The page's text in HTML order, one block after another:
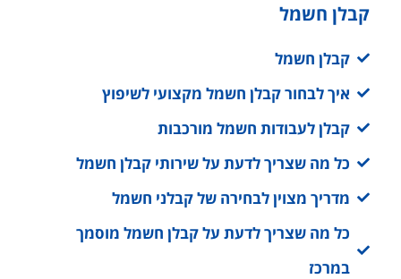
קבלן חשמל
קבלן חשמל
איך לבחור קבלן חשמל מקצועי לשיפוץ
קבלן לעבודות חשמל מורכבות
כל מה שצריך לדעת על שירותי קבלן חשמל
מדריך מצוין לבחירה של קבלני חשמל
כל מה שצריך לדעת על קבלן חשמל מוסמך
במרכז